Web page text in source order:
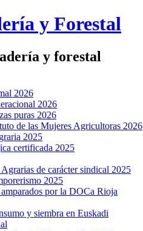
y Forestal
y forestal
2026
2026
puras 2026
de las Mujeres Agricultoras 2026
2025
certificada 2025
de carácter sindical 2025
2025
por la DOCa Rioja
y siembra en Euskadi